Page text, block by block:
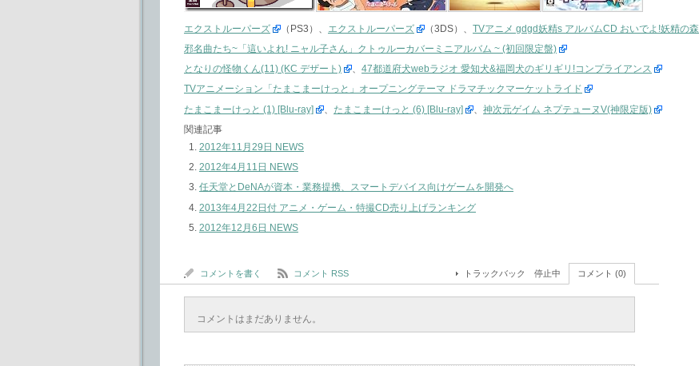
エクストルーパーズ （PS3）、 エクストルーパーズ （3DS）、 TVアニメ gdgd妖精s アルバムCD おいでよ!妖精の森
邪名曲たち~「這いよれ! ニャル子さん」クトゥルーカバーミニアルバム ~ (初回限定盤)
となりの怪物くん(11) (KC デザート)
、 47都道府犬webラジオ 愛知犬&福岡犬のギリギリ!コンプライアンス
TVアニメーション「たまこまーけっと」オープニングテーマ ドラマチックマーケットライド
たまこまーけっと (1) [Blu-ray]
たまこまーけっと (6) [Blu-ray]
神次元ゲイム ネプテューヌV(神限定版)
関連記事
2012年11月29日 NEWS
2012年4月11日 NEWS
任天堂とDeNAが資本・業務提携、スマートデバイス向けゲームを開発へ
2013年4月22日付 アニメ・ゲーム・特撮CD売り上げランキング
2012年12月6日 NEWS
コメントを書く コメント RSS トラックバック 停止中 コメント (0)
コメントはまだありません。